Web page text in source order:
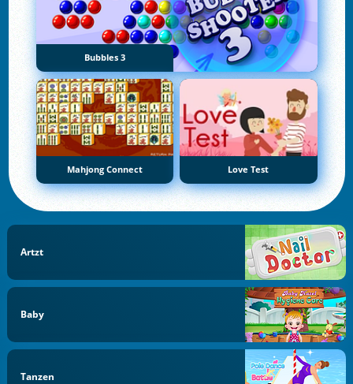
Bubbles 3
Mahjong Connect Love Test
Artzt
Baby
Tanzen